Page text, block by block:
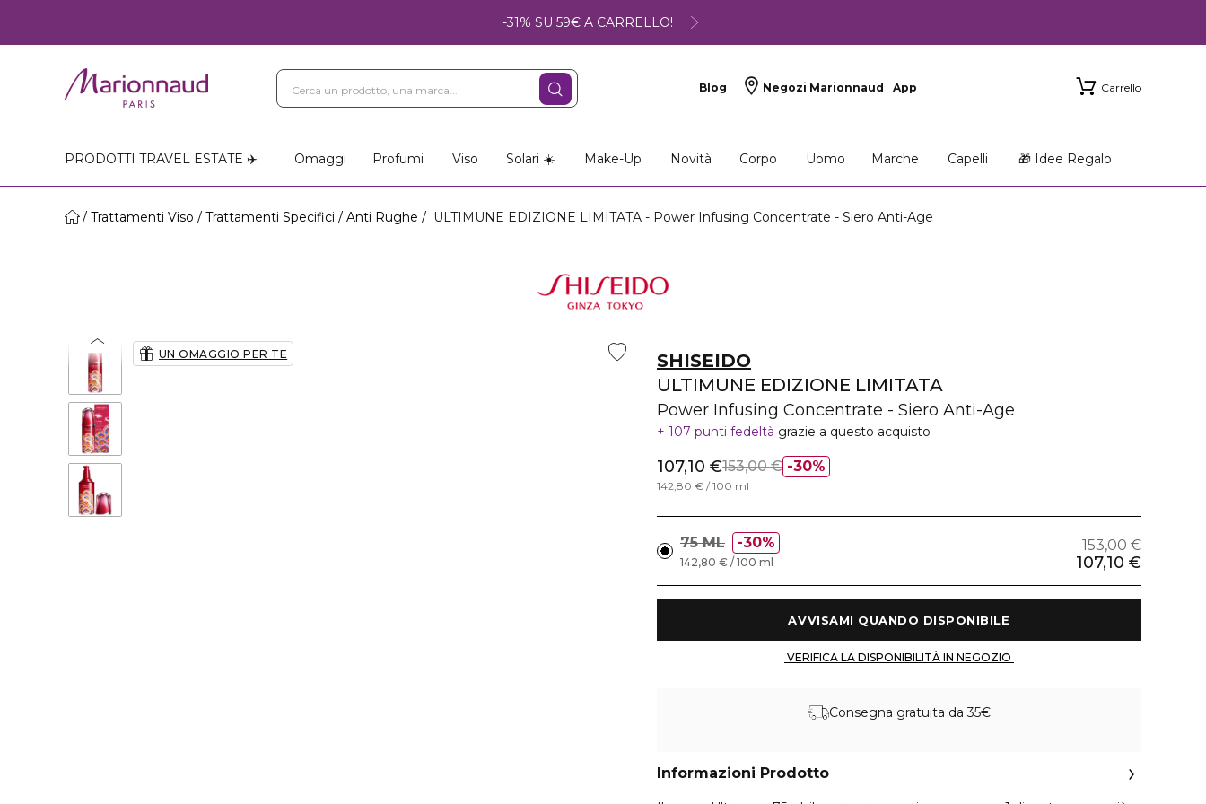
-31% SU 59€ A CARRELLO!
Blog Negozi Marionnaud App Carrello
PRODOTTI TRAVEL ESTATE ✈️ Omaggi Profumi Viso Solari ☀️ Make-Up Novità Corpo Uomo Marche Capelli 🎁 Idee Regalo
Trattamenti Viso Trattamenti Specifici Anti Rughe ULTIMUNE EDIZIONE LIMITATA - Power Infusing Concentrate - Siero Anti-Age
UN OMAGGIO PER TE
SHISEIDO
ULTIMUNE EDIZIONE LIMITATA
Power Infusing Concentrate - Siero Anti-Age
107 punti fedeltà grazie a questo acquisto
30%
107,10 €153,00 €
142,80 € / 100 ml
75 ML 30% 153,00 €
107,10 €
142,80 € / 100 ml
Consegna gratuita da 35€
Informazioni Prodotto